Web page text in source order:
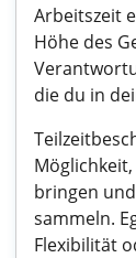
Arbeitszeit
Höhe des
die du in
bringen
sammeln.
Flexibilität